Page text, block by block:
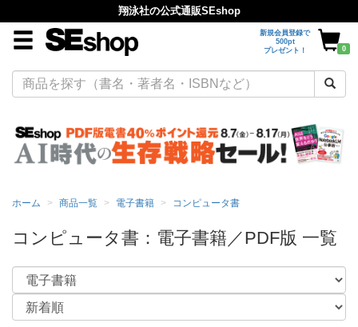
翔泳社の公式通販SEshop
新規会員登録で
500pt
プレゼント！
0
ホーム 商品一覧 電子書籍 コンピュータ書
コンピュータ書：電子書籍／PDF版 一覧